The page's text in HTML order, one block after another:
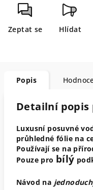
Zeptat se Hlídat
Popis
Detailní
Luxusní posuvné
průhledné fólie na
Používají se na
Pouze pro bílý
Návod na